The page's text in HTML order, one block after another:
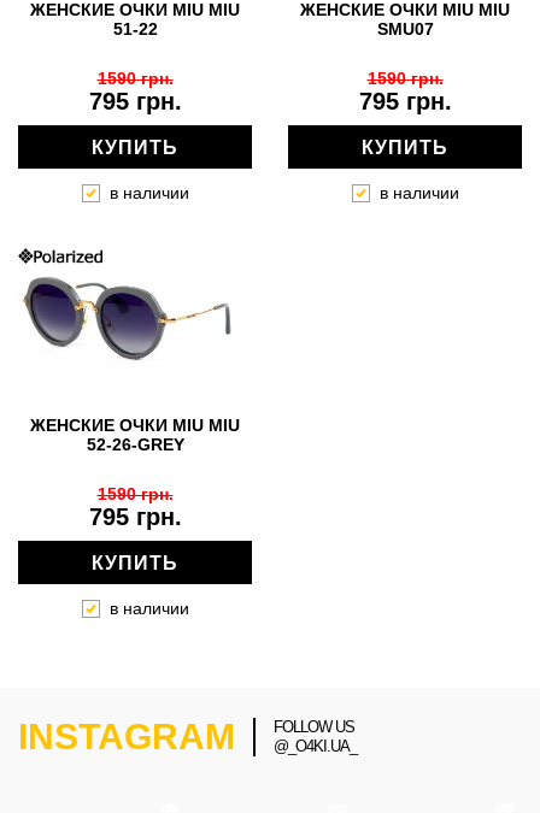
ЖЕНСКИЕ ОЧКИ MIU MIU
51-22
795 грн.
1590 грн.
КУПИТЬ
в наличии
ЖЕНСКИЕ ОЧКИ MIU MIU
SMU07
795 грн.
1590 грн.
КУПИТЬ
в наличии
ЖЕНСКИЕ ОЧКИ MIU MIU
52-26-GREY
795 грн.
1590 грн.
КУПИТЬ
в наличии
INSTAGRAM
FOLLOW US
@_O4KI.UA_